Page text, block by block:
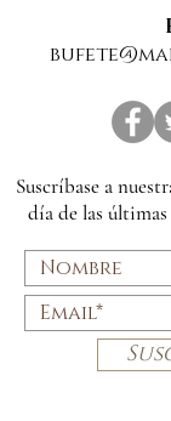
Suscríbase a
día de las